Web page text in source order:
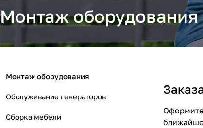
Монтаж оборудования
Оформите
Монтаж оборудования
Обслуживание генераторов
Сборка мебели